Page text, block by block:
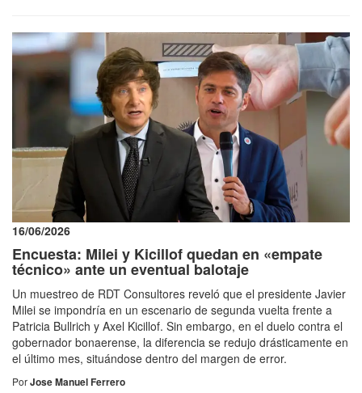
16/06/2026
Encuesta: Milei y Kicillof quedan en «empate
técnico» ante un eventual balotaje
Un muestreo de RDT Consultores reveló que el presidente Javier
Milei se impondría en un escenario de segunda vuelta frente a
Patricia Bullrich y Axel Kicillof. Sin embargo, en el duelo contra el
gobernador bonaerense, la diferencia se redujo drásticamente en
el último mes, situándose dentro del margen de error.
PorJose Manuel Ferrero